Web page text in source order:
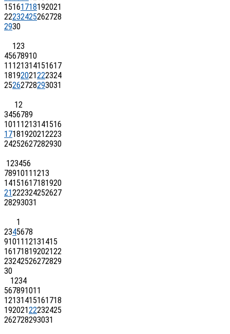
15161718192021
22232425262728
2930
123
45678910
11 121314151617
18192021222324
25262728293031
12
3456789
1011 1213141516
17181920212223
24252627282930
123456
7891011 1213
14151617181920
21222324252627
28293031
1
2345678
91011 12131415
16171819202122
23242526272829
30
1234
567891011
12131415161718
19202122232425
262728293031